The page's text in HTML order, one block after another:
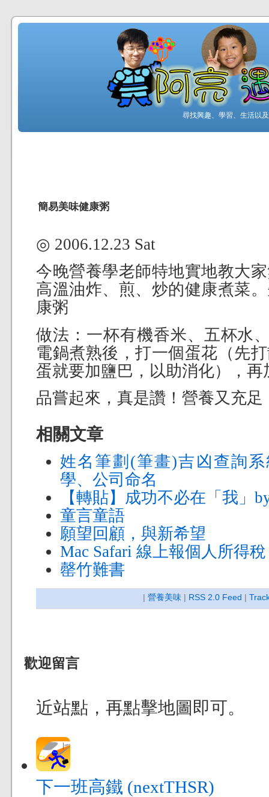
尋找興趣、學習、生活以
簡易美味健康粥
◎ 2006.12.23 Sat
今晚營養學老師特地實地教大
高溫油炸、煎、炒的健康煮菜。
康粥
做法：一杯有機香米、五杯水
電鍋煮熟後，打一個蛋花（先
蛋就要加鹽巴，以助消化），再
品嘗起來，真是讚！營養又充足
相關文章
姓名筆劃(筆畫)吉凶查詢
學、公司命名
【轉貼】成功不必在「我」
童言童語
願望回顧，與新希望
Mac Safari 線上報個人所得
罄竹難書
| 營養美味 | RSS 2.0 Feed |
歡迎留言
近站點，再點擊地圖即可。
下一班高鐵 (nextTHSR)